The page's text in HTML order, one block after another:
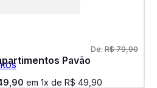
Pavão
De: R$ 79,90
90 em 1x de R$ 49 90